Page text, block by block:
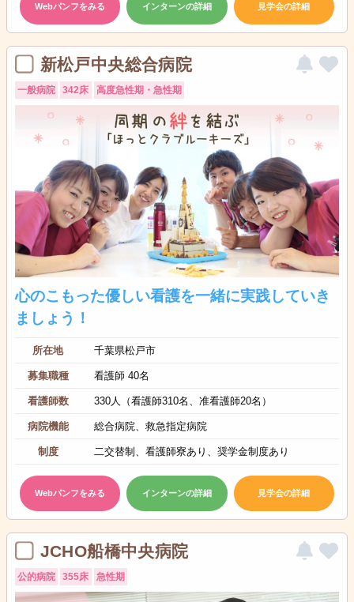
Webパンフをみる インターンの詳細 見学会の詳細
新松戸中央総合病院
一般病院 342床 高度急性期・急性期
心のこもった優しい看護を一緒に実践していき
ましょう！
所在地 千葉県松戸市
募集職種 看護師 40名
看護師数 330人（看護師310名、准看護師20名）
病院機能 総合病院、救急指定病院
制度 二交替制、看護師寮あり、奨学金制度あり
Webパンフをみる インターンの詳細 見学会の詳細
JCHO船橋中央病院
公的病院 355床 急性期